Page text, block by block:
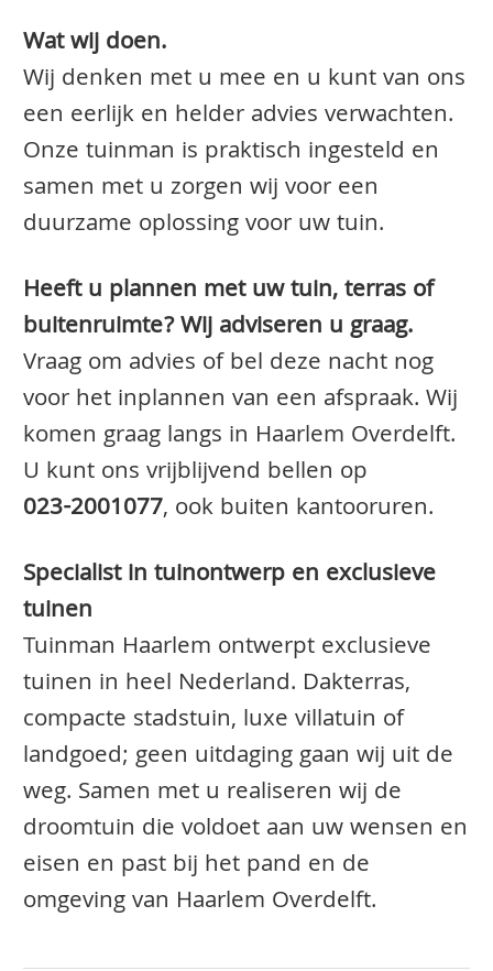
Wat wij doen.
Wij denken met u mee en u kunt van ons
een eerlijk en helder advies verwachten.
Onze tuinman is praktisch ingesteld en
samen met u zorgen wij voor een
duurzame oplossing voor uw tuin.
Heeft u plannen met uw tuin, terras of
buitenruimte? Wij adviseren u graag.
Vraag om advies of bel deze nacht nog
voor het inplannen van een afspraak. Wij
komen graag langs in Haarlem Overdelft.
U kunt ons vrijblijvend bellen op
023-2001077, ook buiten kantooruren.
Specialist in tuinontwerp en exclusieve
tuinen
Tuinman Haarlem ontwerpt exclusieve
tuinen in heel Nederland. Dakterras,
compacte stadstuin, luxe villatuin of
landgoed; geen uitdaging gaan wij uit de
weg. Samen met u realiseren wij de
droomtuin die voldoet aan uw wensen en
eisen en past bij het pand en de
omgeving van Haarlem Overdelft.